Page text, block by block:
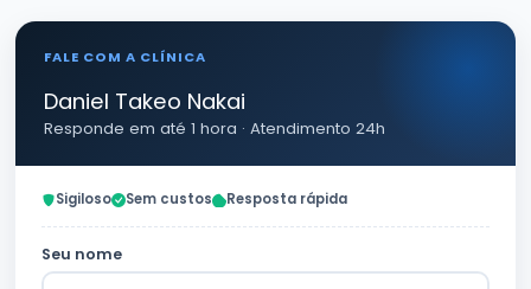
FALE COM A CLÍNICA
Daniel Takeo Nakai
Responde em até 1 hora · Atendimento 24h
Sigiloso Sem custos Resposta rápida
Seu nome